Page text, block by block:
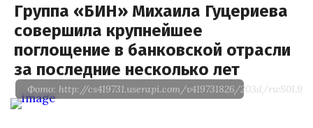
Группа «БИН» Михаила Гуцериева
совершила крупнейшее
поглощение в банковской отрасли
за последние несколько лет
Фото: http://cs419731.userapi.com/v419731826/203d/